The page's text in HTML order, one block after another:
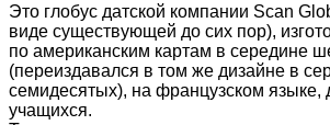
Это глобус датской компании Scan
виде существующей до сих пор),
по американским картам в середине
(переиздавался в том же дизайне в
семидесятых), на французском языке,
учащихся.